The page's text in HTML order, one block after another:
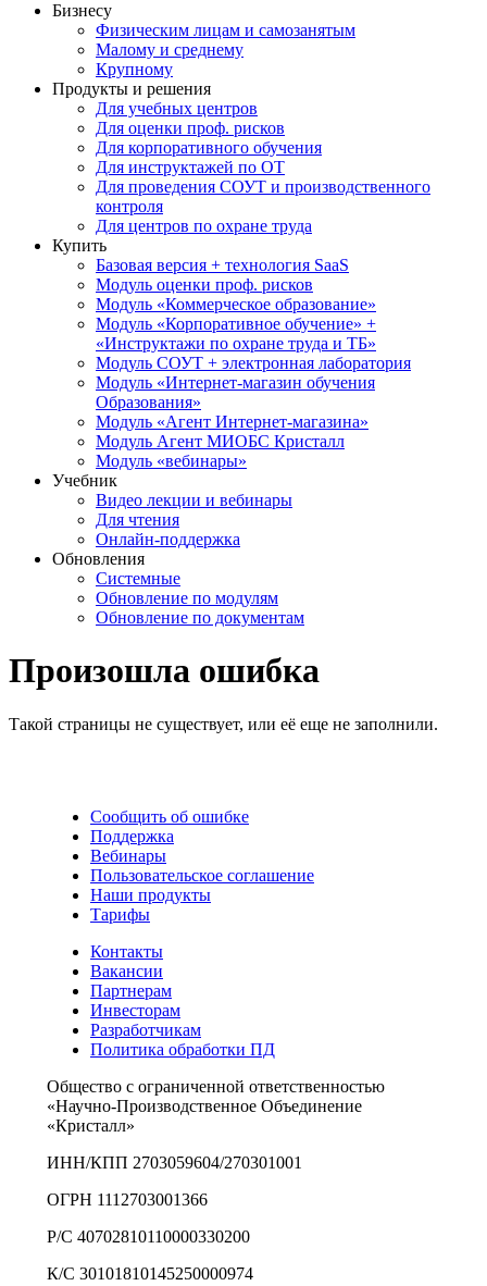
Бизнесу
Физическим лицам и самозанятым
Малому и среднему
Крупному
Продукты и решения
Для учебных центров
Для оценки проф. рисков
Для корпоративного обучения
Для инструктажей по ОТ
Для проведения СОУТ и производственного
контроля
Для центров по охране труда
Купить
Базовая версия + технология SaaS
Модуль оценки проф. рисков
Модуль «Коммерческое образование»
Модуль «Корпоративное обучение» +
«Инструктажи по охране труда и ТБ»
Модуль СОУТ + электронная лаборатория
Модуль «Интернет-магазин обучения
Образования»
Модуль «Агент Интернет-магазина»
Модуль Агент МИОБС Кристалл
Модуль «вебинары»
Учебник
Видео лекции и вебинары
Для чтения
Онлайн-поддержка
Обновления
Системные
Обновление по модулям
Обновление по документам
Произошла ошибка
Такой страницы не существует, или её еще не заполнили.
Сообщить об ошибке
Поддержка
Вебинары
Пользовательское соглашение
Наши продукты
Тарифы
Контакты
Вакансии
Партнерам
Инвесторам
Разработчикам
Политика обработки ПД
Общество с ограниченной ответственностью
«Научно-Производственное Объединение
«Кристалл»
ИНН/КПП 2703059604/270301001
ОГРН 1112703001366
Р/С 40702810110000330200
К/С 30101810145250000974